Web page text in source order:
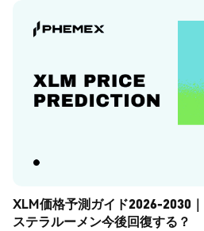
XLM価格予測ガイド2026-2030｜
ステラルーメン今後回復する？